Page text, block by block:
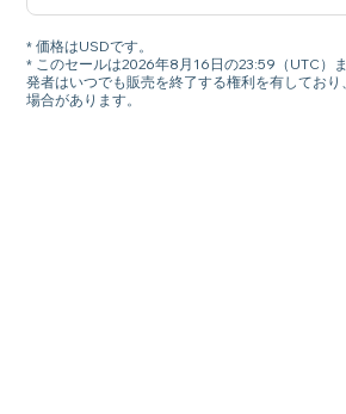
* 価格はUSDです。
* このセールは2026年8月16日の23:59（UTC）
発者はいつでも販売を終了する権利を有してお
場合があります。